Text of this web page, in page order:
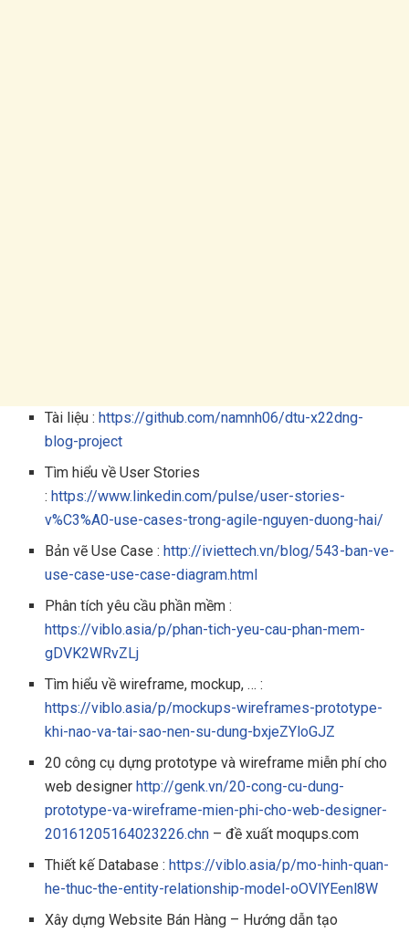
Tài liệu :https://github.com/namnh06/dtu-x22dng-
blog-project
Tìm hiểu về User Stories
:https://www.linkedin.com/pulse/user-stories-
v%C3%A0-use-cases-trong-agile-nguyen-duong-hai/
Bản vẽ Use Case :http://iviettech.vn/blog/543-ban-ve-
use-case-use-case-diagram.html
Phân tích yêu cầu phần mềm :
https://viblo.asia/p/phan-tich-yeu-cau-phan-mem-
gDVK2WRvZLj
Tìm hiểu về wireframe, mockup, … :
https://viblo.asia/p/mockups-wireframes-prototype-
khi-nao-va-tai-sao-nen-su-dung-bxjeZYloGJZ
20 công cụ dựng prototype và wireframe miễn phí cho
web designerhttp://genk.vn/20-cong-cu-dung-
prototype-va-wireframe-mien-phi-cho-web-designer-
20161205164023226.chn – đề xuất moqups.com
Thiết kế Database :https://viblo.asia/p/mo-hinh-quan-
he-thuc-the-entity-relationship-model-oOVlYEenl8W
Xây dựng Website Bán Hàng – Hướng dẫn tạo